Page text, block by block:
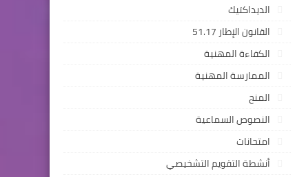
الديداكتيك
القانون الإطار 51.17
الكفاءة المهنية
الممارسة المهنية
المنح
النصوص السماعية
امتحانات
أنشطة التقويم التشخيصي